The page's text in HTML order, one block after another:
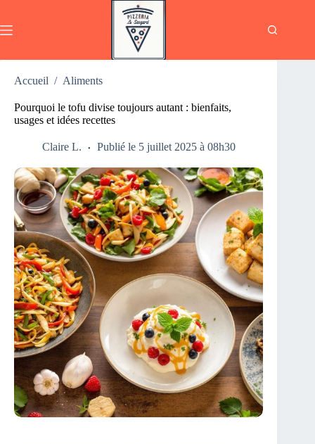
contenu
Accueil / Aliments
Pourquoi le tofu divise toujours autant : bienfaits,
usages et idées recettes
Claire L. Publié le 5 juillet 2025 à 08h30